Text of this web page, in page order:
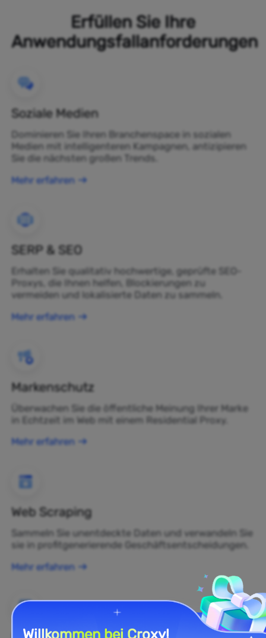
Erfüllen Sie Ihre
Anwendungsfallanforderungen
Soziale Medien
Dominieren Sie Ihren Branchenspace in sozialen
Medien mit intelligenteren Kampagnen, antizipieren
Sie die nächsten großen Trends.
Mehr erfahren
SERP & SEO
Erhalten Sie qualitativ hochwertige, geprüfte SEO-
Proxys, die Ihnen helfen, Blockierungen zu
vermeiden und lokalisierte Daten zu sammeln.
Mehr erfahren
Markenschutz
Überwachen Sie die öffentliche Meinung Ihrer Marke
in Echtzeit im Web mit einem Residential Proxy.
Mehr erfahren
Web Scraping
Sammeln Sie unentdeckte Daten und verwandeln Sie
sie in profitgenerierende Geschäftsentscheidungen.
Mehr erfahren
Willkommen bei Croxy!